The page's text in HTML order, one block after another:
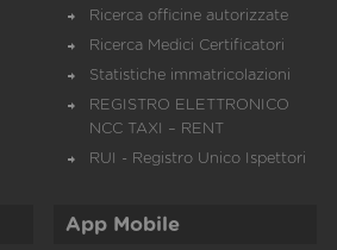
Ricerca officine autorizzate
Ricerca Medici Certificatori
Statistiche immatricolazioni
REGISTRO ELETTRONICO
NCC TAXI – RENT
RUI - Registro Unico Ispettori
App Mobile